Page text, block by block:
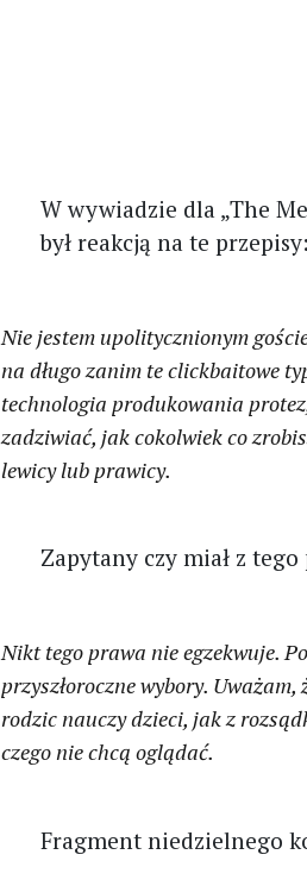
W wywiadzie dla „The
był reakcją na te przepisy:
Nie jestem upolitycznionym
na długo zanim te clickbaitowe
technologia produkowania
zadziwiać, jak cokolwiek co
lewicy lub prawicy.
Zapytany czy miał z
Nikt tego prawa nie egzekwuje.
przyszłoroczne wybory.
rodzic nauczy dzieci, jak z
czego nie chcą oglądać.
Fragment niedzielnego